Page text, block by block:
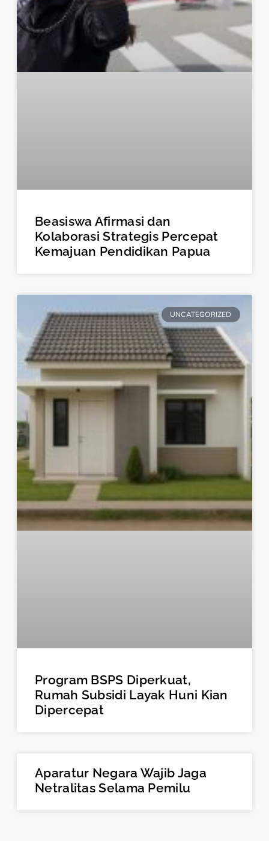
Beasiswa Afirmasi dan
Kolaborasi Strategis Percepat
Kemajuan Pendidikan Papua
UNCATEGORIZED
Program BSPS Diperkuat,
Rumah Subsidi Layak Huni Kian
Dipercepat
Aparatur Negara Wajib Jaga
Netralitas Selama Pemilu